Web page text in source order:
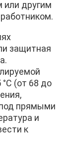
или другим
защитная
(от 68 до
прямыми
и
к